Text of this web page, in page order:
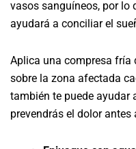
vasos sanguíneos, por lo
ayudará a conciliar el
Aplica una compresa fría
sobre la zona afectada
también te puede ayudar
prevendrás el dolor antes